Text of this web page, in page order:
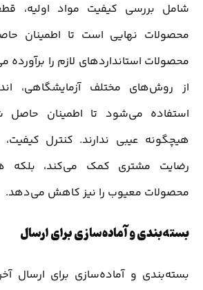
شامل بررسی کیفیت مواد اولیه،
محصولات نهایی است تا اطمینان
محصولات استانداردهای لازم را برآورده
از روش‌های مختلف آزمایشگاهی،
استفاده می‌شود تا اطمینان
هیچگونه عیبی ندارند. کنترل
رضایت مشتری کمک می‌کند، بلکه
محصولات معیوب را نیز کاهش می‌دهد.
بسته‌بندی و آماده‌سازی برای ارسال
بسته‌بندی و آماده‌سازی برای ارسال